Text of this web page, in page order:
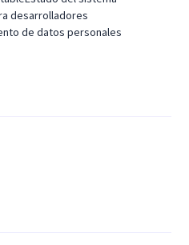
desarrolladores
de datos personales